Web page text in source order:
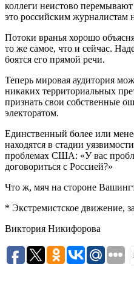
коллеги неистово
это российским журналистам
Потоки вранья хорошо
то же самое, что и сейчас.
боятся его прямой речи.
Теперь мировая аудитория
никаких территориальных
признать свои собственные
электоратом.
Единственный более или
находятся в стадии
проблемах США: «У вас
договориться с Россией?»
Что ж, мяч на стороне
* Экстремистское движение,
Виктория Никифорова